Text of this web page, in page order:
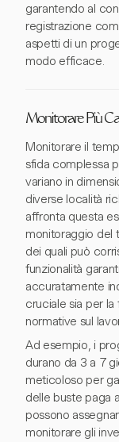
garantendo al
registrazione
aspetti di un
modo efficace.
Monitorare Più
Monitorare il
sfida complessa
variano in
diverse località
affronta questa
monitoraggio del
dei quali può
funzionalità
accuratamente
cruciale sia per
normative sul
Ad esempio, i
durano da 3 a 7
meticoloso per
delle buste paga
possono
monitorare gli